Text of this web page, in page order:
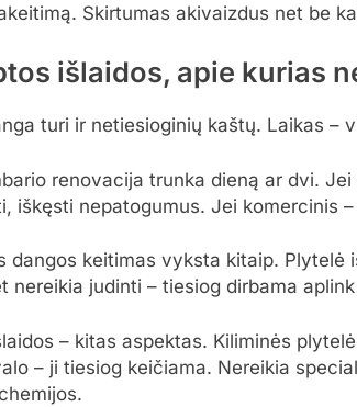
Skirtumas akivaizdus net be
išlaidos, apie kurias
turi ir netiesioginių kaštų. Laikas –
renovacija trunka dieną ar dvi.
iškęsti nepatogumus. Jei komercinis
dangos keitimas vyksta kitaip. Plytelė
nereikia judinti – tiesiog dirbama
– kitas aspektas. Kiliminės
– ji tiesiog keičiama. Nereikia